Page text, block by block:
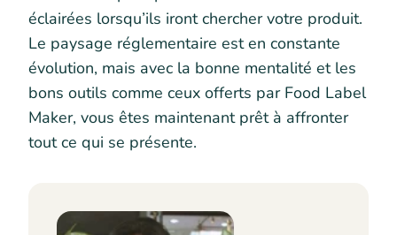
éclairées lorsqu’ils iront chercher votre produit.
Le paysage réglementaire est en constante
évolution, mais avec la bonne mentalité et les
bons outils comme ceux offerts par Food Label
Maker, vous êtes maintenant prêt à affronter
tout ce qui se présente.